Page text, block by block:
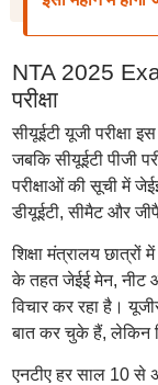
NTA 2025
परीक्षा
सीयूईटी यूजी परीक्षा
जबकि सीयूईटी पीजी
परीक्षाओं की सूची में
डीयूईटी, सीमैट और
शिक्षा मंत्रालय छात्रों
के तहत जेईई मेन, नीट
विचार कर रहा है।
बात कर चुके हैं, लेकिन
एनटीए हर साल 10 से